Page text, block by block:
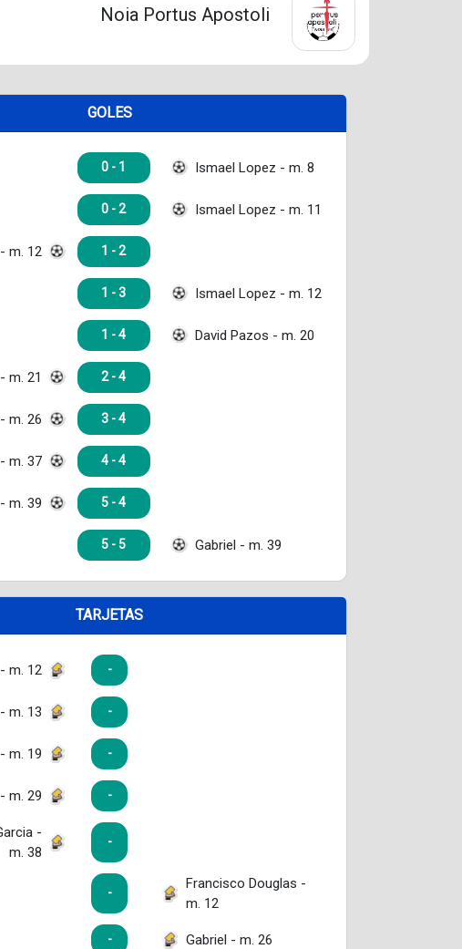
Noia Portus Apostoli
GOLES
0 - 1 Ismael Lopez - m. 8
0 - 2 Ismael Lopez - m. 11
m. 12 1 - 2
1 - 3 Ismael Lopez - m. 12
1 - 4 David Pazos - m. 20
m. 21 2 - 4
m. 26 3 - 4
m. 37 4 - 4
m. 39 5 - 4
5 - 5 Gabriel - m. 39
TARJETAS
m. 12 -
m. 13 -
m. 19 -
m. 29 -
-
m. 38
-
-
Francisco Douglas -
m. 12
- Gabriel - m. 26